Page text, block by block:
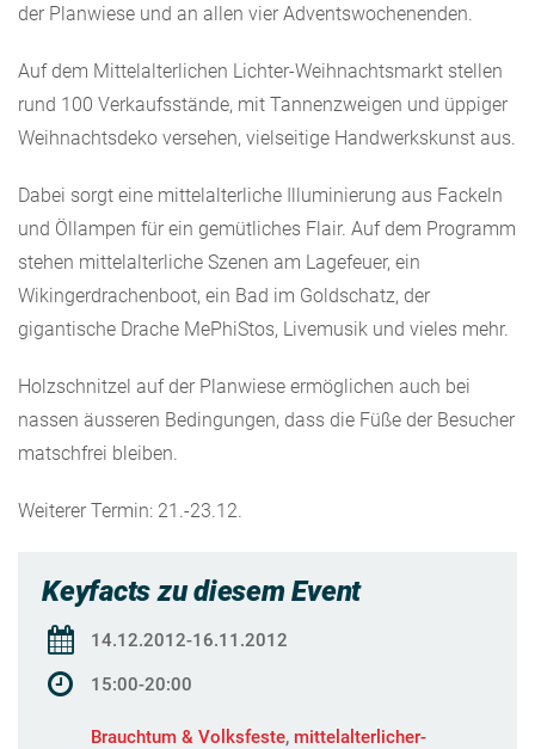
der Planwiese und an allen vier Adventswochenenden.
Auf dem Mittelalterlichen Lichter-Weihnachtsmarkt stellen
rund 100 Verkaufsstände, mit Tannenzweigen und üppiger
Weihnachtsdeko versehen, vielseitige Handwerkskunst aus.
Dabei sorgt eine mittelalterliche Illuminierung aus Fackeln
und Öllampen für ein gemütliches Flair. Auf dem Programm
stehen mittelalterliche Szenen am Lagefeuer, ein
Wikingerdrachenboot, ein Bad im Goldschatz, der
gigantische Drache MePhiStos, Livemusik und vieles mehr.
Holzschnitzel auf der Planwiese ermöglichen auch bei
nassen äusseren Bedingungen, dass die Füße der Besucher
matschfrei bleiben.
Weiterer Termin: 21.-23.12.
Keyfacts zu diesem Event
14.12.2012-16.11.2012
15:00-20:00
Brauchtum & Volksfeste, mittelalterlicher-